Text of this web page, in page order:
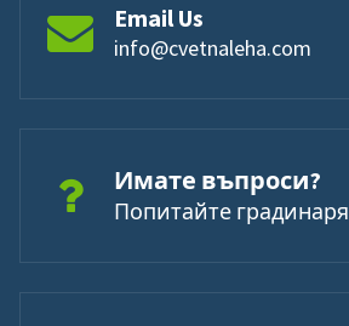
Email Us
info@cvetnaleha.com
Имате въпроси?
Попитайте градинаря